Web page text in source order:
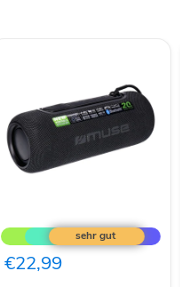
M-
780BT
Lautsprecher
Bluetooth
€22,99